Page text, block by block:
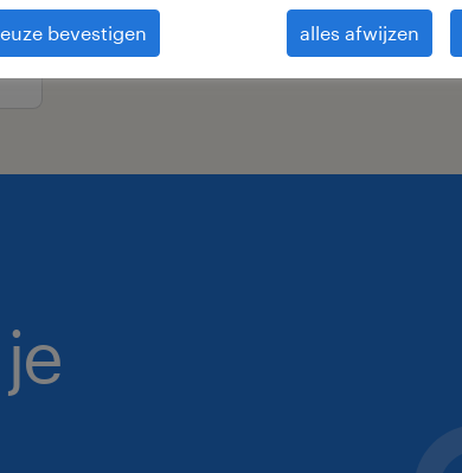
bevestigen alles afwijzen